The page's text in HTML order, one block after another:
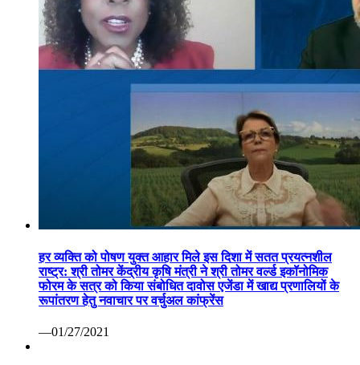
हर व्यक्ति को पोषण युक्त आहार मिले इस दिशा में सतत प्रयत्नशील
राष्ट्र: श्री तोमर केंद्रीय कृषि मंत्री ने श्री तोमर वर्ल्ड इकॉनोमिक
फोरम के सत्र को किया संबोधित दावोस एजेंडा में खाद्य प्रणालियों के
रूपांतरण हेतु नवाचार पर वर्चुअल कांफ्रेंस
—01/27/2021